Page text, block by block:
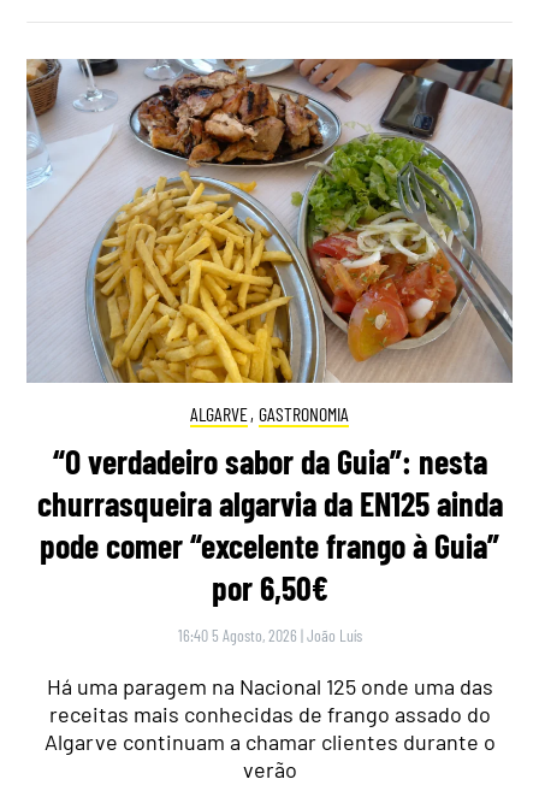
ALGARVE, GASTRONOMIA
“O verdadeiro sabor da Guia”: nesta
churrasqueira algarvia da EN125 ainda
pode comer “excelente frango à Guia”
por 6,50€
16:40 5 Agosto, 2026 |João Luís
Há uma paragem na Nacional 125 onde uma das
receitas mais conhecidas de frango assado do
Algarve continuam a chamar clientes durante o
verão